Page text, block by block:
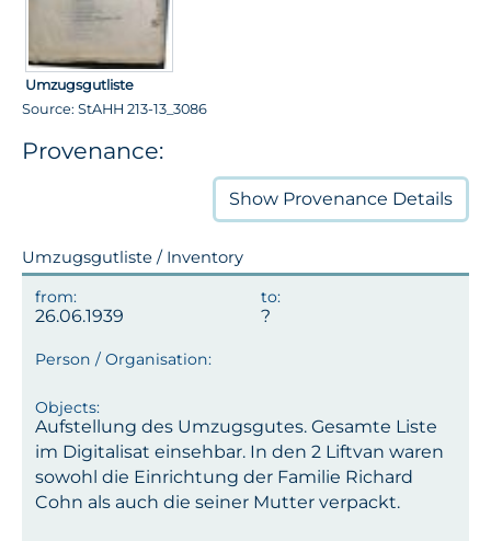
Umzugsgutliste
Source: StAHH 213-13_3086
Provenance:
Show Provenance Details
Umzugsgutliste / Inventory
26.06.1939
Aufstellung des Umzugsgutes. Gesamte Liste
im Digitalisat einsehbar. In den 2 Liftvan waren
sowohl die Einrichtung der Familie Richard
Cohn als auch die seiner Mutter verpackt.